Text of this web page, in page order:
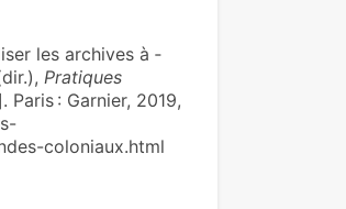
les archives à
Pratiques
: Garnier, 2019,
coloniaux.html